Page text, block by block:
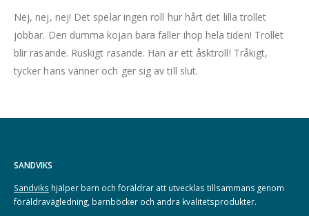
Nej, nej, nej! Det spelar ingen roll hur hårt det lilla trollet
jobbar. Den dumma kojan bara faller ihop hela tiden! Trollet
blir rasande. Ruskigt rasande. Han är ett åsktroll! Tråkigt,
tycker hans vänner och ger sig av till slut.
SANDVIKS
Sandviks hjälper barn och föräldrar att utvecklas tillsammans genom
föräldravägledning, barnböcker och andra kvalitetsprodukter.